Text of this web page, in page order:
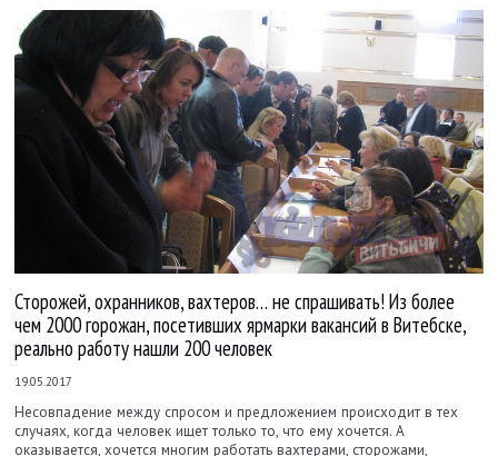
Сторожей, охранников, вахтеров… не спрашивать! Из более
чем 2000 горожан, посетивших ярмарки вакансий в Витебске,
реально работу нашли 200 человек
19.05.2017
Несовпадение между спросом и предложением происходит в тех
случаях, когда человек ищет только то, что ему хочется. А
оказывается, хочется многим работать вахтерами, сторожами,